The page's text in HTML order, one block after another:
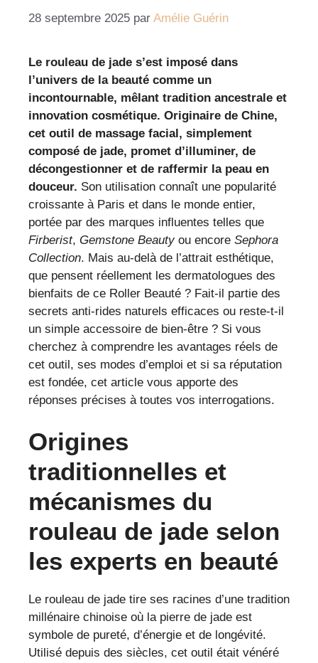
28 septembre 2025 par Amélie Guérin
Le rouleau de jade s’est imposé dans
l’univers de la beauté comme un
incontournable, mêlant tradition ancestrale et
innovation cosmétique. Originaire de Chine,
cet outil de massage facial, simplement
composé de jade, promet d’illuminer, de
décongestionner et de raffermir la peau en
douceur. Son utilisation connaît une popularité
croissante à Paris et dans le monde entier,
portée par des marques influentes telles que
Firberist, Gemstone Beautyou encore Sephora
Collection. Mais au-delà de l’attrait esthétique,
que pensent réellement les dermatologues des
bienfaits de ce Roller Beauté ? Fait-il partie des
secrets anti-rides naturels efficaces ou reste-t-il
un simple accessoire de bien-être ? Si vous
cherchez à comprendre les avantages réels de
cet outil, ses modes d’emploi et si sa réputation
est fondée, cet article vous apporte des
réponses précises à toutes vos interrogations.
Origines
traditionnelles et
mécanismes du
rouleau de jade selon
les experts en beauté
Le rouleau de jade tire ses racines d’une tradition
millénaire chinoise où la pierre de jade est
symbole de pureté, d’énergie et de longévité.
Utilisé depuis des siècles, cet outil était vénéré